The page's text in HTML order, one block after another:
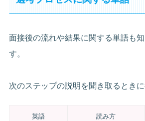
面接後の流れや結果に関する単語も
す。
次のステップの説明を聞き取るときに
英語 読み方